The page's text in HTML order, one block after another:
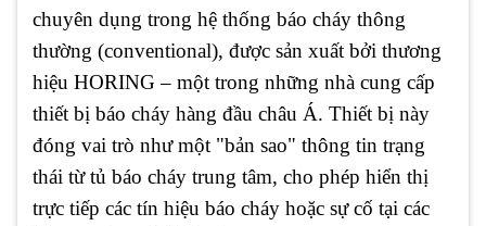
chuyên dụng trong hệ thống báo cháy thông
thường (conventional), được sản xuất bởi thương
hiệu HORING – một trong những nhà cung cấp
thiết bị báo cháy hàng đầu châu Á. Thiết bị này
đóng vai trò như một "bản sao" thông tin trạng
thái từ tủ báo cháy trung tâm, cho phép hiển thị
trực tiếp các tín hiệu báo cháy hoặc sự cố tại các